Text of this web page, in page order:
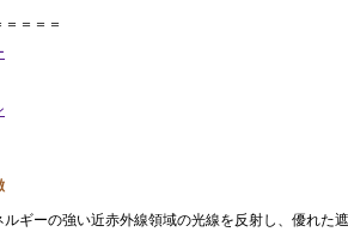
＝＝＝
ギーの強い近赤外線領域の光線を反射し、優れた遮